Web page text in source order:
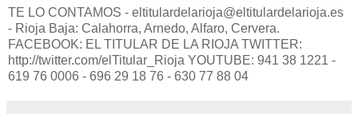
TE LO CONTAMOS - eltitulardelarioja@eltitulardelarioja.es
- Rioja Baja: Calahorra, Arnedo, Alfaro, Cervera.
FACEBOOK: EL TITULAR DE LA RIOJA TWITTER:
http://twitter.com/elTitular_Rioja YOUTUBE: 941 38 1221 -
619 76 0006 - 696 29 18 76 - 630 77 88 04